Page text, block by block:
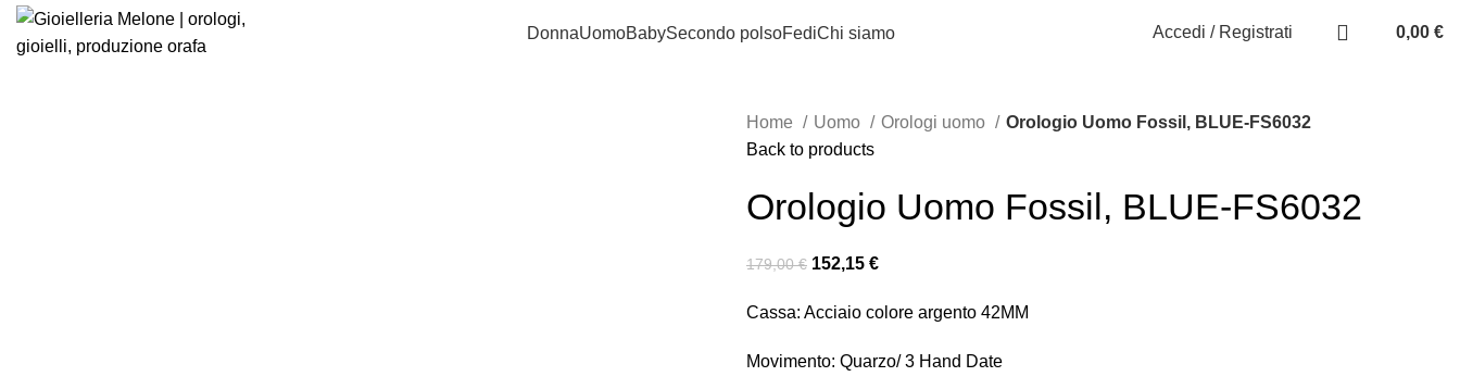
DonnaUomoBabySecondo polsoFediChi siamo Accedi / Registrati 0,00 €
Home Uomo Orologi uomo
Orologio Uomo Fossil, BLUE-FS6032
Back to products
Orologio Uomo Fossil, BLUE-FS6032
179,00€ 152,15 €
Cassa: Acciaio colore argento 42MM
Movimento: Quarzo/ 3 Hand Date